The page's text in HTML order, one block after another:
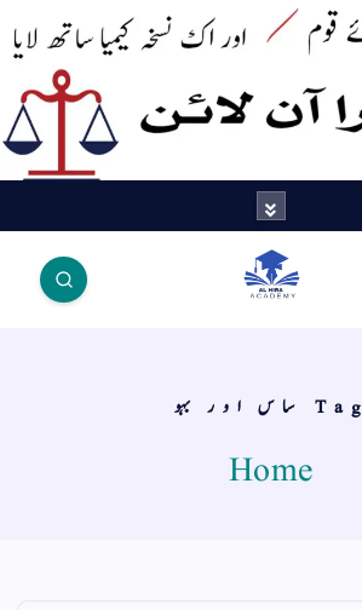
اک نسخہ کیمیا ساتھ لایاTag ساس اور بہو
Home